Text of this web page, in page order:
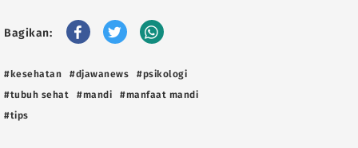
Bagikan:
#kesehatan #djawanews
#psikologi
#tubuh sehat
#mandi
#manfaat mandi
#tips